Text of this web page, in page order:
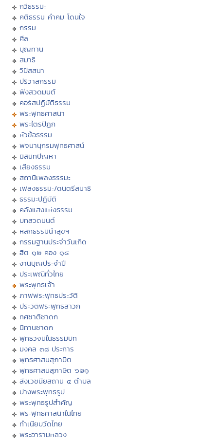
กวีธรรมะ
คติธรรม คำคม โดนใจ
กรรม
ศีล
บุญทาน
สมาธิ
วิปัสสนา
ปริวาสกรรม
ฟังสวดมนต์
คอร์สปฏิบัติธรรม
พระพุทธศาสนา
พระไตรปิฏก
หัวข้อธรรม
พจนานุกรมพุทธศาสน์
มิลินทปัญหา
เสียงธรรม
สถานีเพลงธรรมะ
เพลงธรรมะ/ดนตรีสมาธิ
ธรรมะปฏิบัติ
คลังแสงแห่งธรรม
บทสวดมนต์
หลักธรรมนำสุขฯ
กรรมฐานประจำวันเกิด
ฮีต ๑๒ คอง ๑๔
งานบุญประจำปี
ประเพณีทั่วไทย
พระพุทธเจ้า
ภาพพระพุทธประวัติ
ประวัติพระพุทธสาวก
ทศชาติชาดก
นิทานชาดก
พุทธวจนในธรรมบท
มงคล ๓๘ ประการ
พุทธศาสนสุภาษิต
พุทธศาสนสุภาษิต ๖๒๑
สังเวชนียสถาน ๔ ตำบล
ปางพระพุทธรูป
พระพุทธรูปสำคัญ
พระพุทธศาสนาในไทย
ทำเนียบวัดไทย
พระอารามหลวง